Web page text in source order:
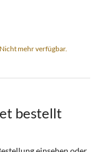
Nicht mehr verfügbar.
bestellt